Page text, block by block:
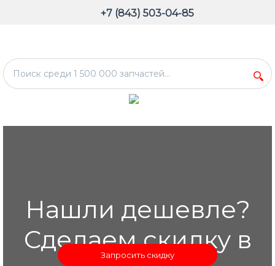
+7 (843) 503-04-85
Нашли дешевле?
Сделаем скидку в
Запросить скидку